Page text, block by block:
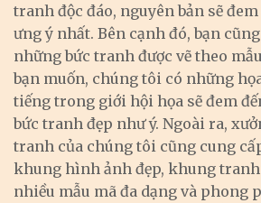
tranh độc đáo, nguyên bản sẽ
ưng ý nhất. Bên cạnh đó, bạn
những bức tranh được vẽ theo
bạn muốn, chúng tôi có những
tiếng trong giới hội họa sẽ đem
bức tranh đẹp như ý. Ngoài ra,
tranh của chúng tôi cũng cung
khung hình ảnh đẹp, khung
nhiều mẫu mã đa dạng và phong